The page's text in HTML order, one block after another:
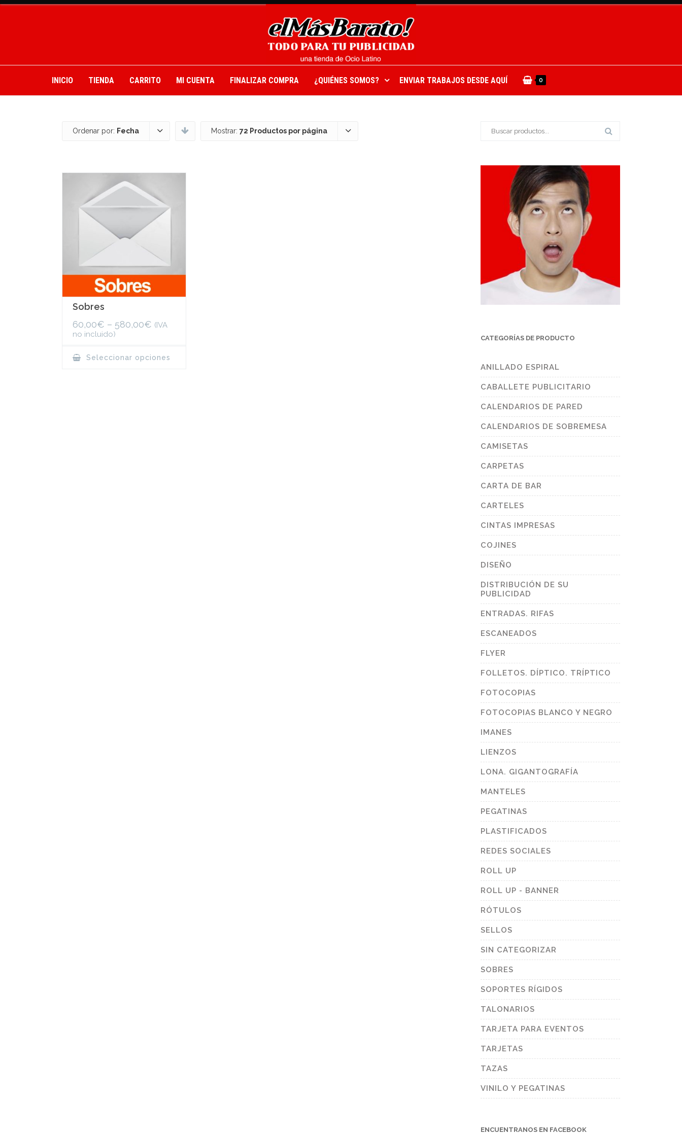
INICIO TIENDA CARRITO MI CUENTA FINALIZAR COMPRA ¿QUIÉNES SOMOS? ENVIAR TRABAJOS DESDE AQUÍ 0
Ordenar por: Fecha Mostrar: 72 Productos por página
Sobres
60,00€ – 580,00€ (IVA
no incluido)
Seleccionar opciones
CATEGORÍAS DE PRODUCTO
ANILLADO ESPIRAL
CABALLETE PUBLICITARIO
CALENDARIOS DE PARED
CALENDARIOS DE SOBREMESA
CAMISETAS
CARPETAS
CARTA DE BAR
CARTELES
CINTAS IMPRESAS
COJINES
DISEÑO
DISTRIBUCIÓN DE SU
PUBLICIDAD
ENTRADAS. RIFAS
ESCANEADOS
FLYER
FOLLETOS. DÍPTICO. TRÍPTICO
FOTOCOPIAS
FOTOCOPIAS BLANCO Y NEGRO
IMANES
LIENZOS
LONA. GIGANTOGRAFÍA
MANTELES
PEGATINAS
PLASTIFICADOS
REDES SOCIALES
ROLL UP
ROLL UP - BANNER
RÓTULOS
SELLOS
SIN CATEGORIZAR
SOBRES
SOPORTES RÍGIDOS
TALONARIOS
TARJETA PARA EVENTOS
TARJETAS
TAZAS
VINILO Y PEGATINAS
ENCUENTRANOS EN FACEBOOK